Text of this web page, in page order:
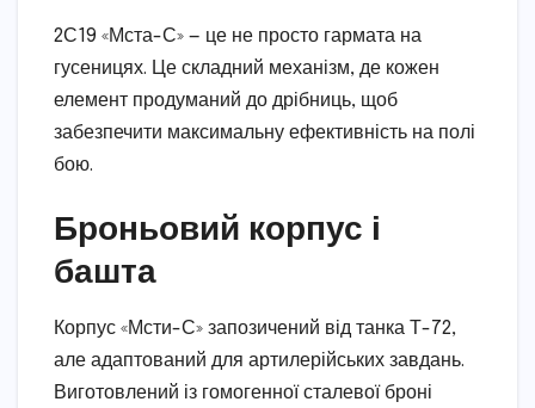
2С19 «Мста-С» — це не просто гармата на
гусеницях. Це складний механізм, де кожен
елемент продуманий до дрібниць, щоб
забезпечити максимальну ефективність на полі
бою.
Броньовий корпус і
башта
Корпус «Мсти-С» запозичений від танка Т-72,
але адаптований для артилерійських завдань.
Виготовлений із гомогенної сталевої броні